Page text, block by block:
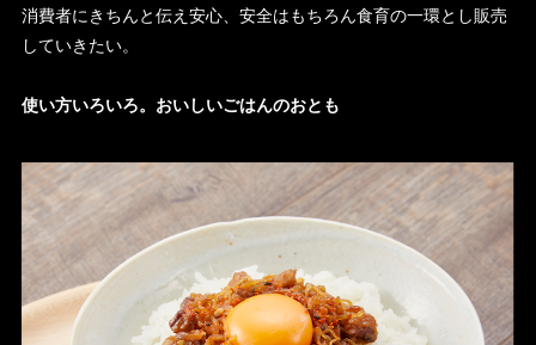
消費者にきちんと伝え安心、安全はもちろん食育の一環とし販売
していきたい。
使い方いろいろ。おいしいごはんのおとも